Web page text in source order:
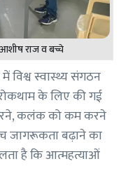
आशीष राज व बच्चे
विश्व स्वास्थ्य संगठन
के लिए की गई
करने, कलंक को कम करने
जागरूकता बढ़ाने का
है कि आत्महत्याओं